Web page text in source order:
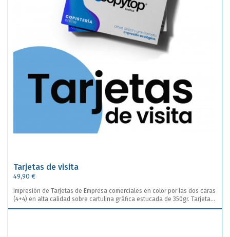
Tarjetas de visita
49,90 €
Impresión de Tarjetas de Empresa comerciales en color por las dos caras
(4+4) en alta calidad sobre cartulina gráfica estucada de 350gr. Tarjetas
Empresas y Autónomos: A partir de 500 und, puedes repartir la cantidad